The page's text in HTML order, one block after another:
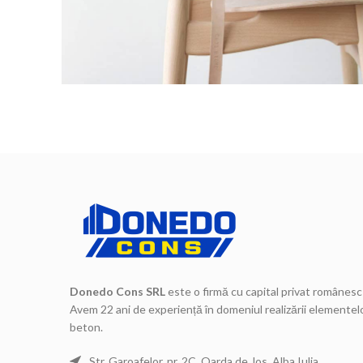
Donedo Cons SRLeste o firmă cu capital privat
Avem 22 ani de experiență în domeniul realizării
beton.